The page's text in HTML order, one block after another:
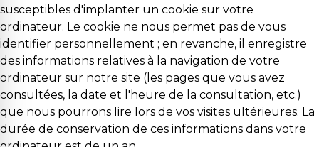
susceptibles d'implanter un cookie sur votre
ordinateur. Le cookie ne nous permet pas de vous
identifier personnellement ; en revanche, il enregistre
des informations relatives à la navigation de votre
ordinateur sur notre site (les pages que vous avez
consultées, la date et l'heure de la consultation, etc.)
que nous pourrons lire lors de vos visites ultérieures. La
durée de conservation de ces informations dans votre